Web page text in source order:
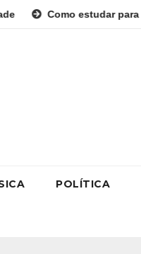
para o Enem: guia
POLÍTICA